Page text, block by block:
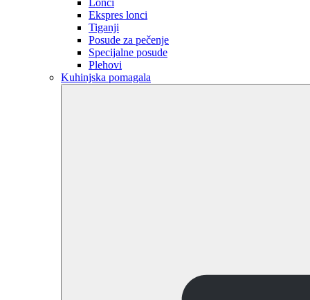
Lonci
Ekspres lonci
Tiganji
Posude za pečenje
Specijalne posude
Plehovi
Kuhinjska pomagala